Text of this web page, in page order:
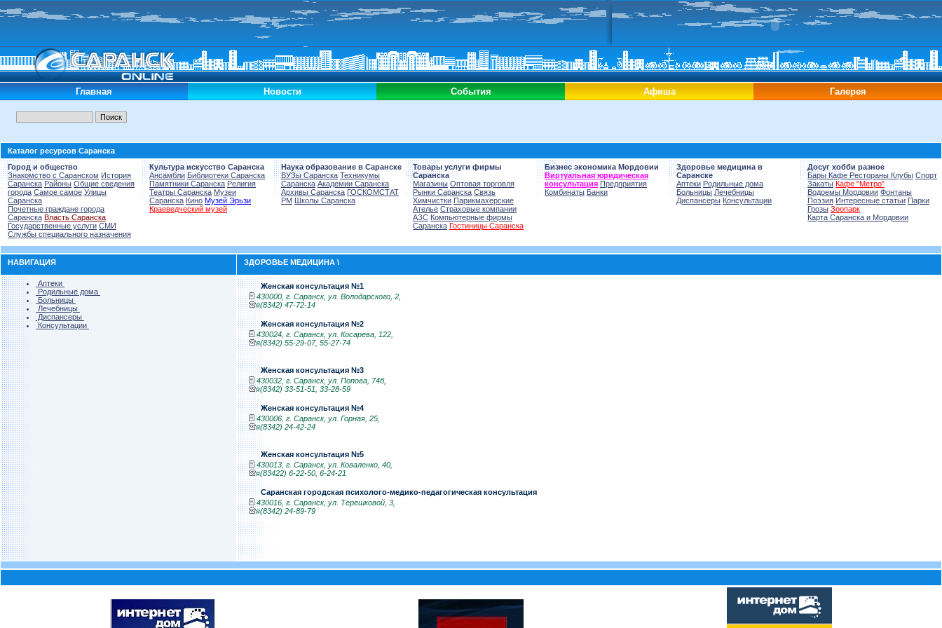
Главная Новости События Афиша Галерея
Каталог ресурсов Саранска
Город и общество
Знакомство с Саранском История
Саранска Районы Общие сведения
города Самое самое Улицы
Саранска
Почетные граждане города
Саранска Власть Саранска
Государственные услуги СМИ
Службы специального назначения
Культура искусство Саранска
Ансамбли Библиотеки Саранска
Памятники Саранска Религия
Театры Саранска Музеи
Саранска Кино Музей Эрьзи
Краеведческий музей
Наука образование в Саранске
ВУЗы Саранска Техникумы
Саранска Академии Саранска
Архивы Саранска ГОСКОМСТАТ
РМ Школы Саранска
Товары услуги фирмы
Саранска
Магазины Оптовая торговля
Рынки Саранска Связь
Химчистки Парикмахерские
Ателье Страховые компании
АЗС Компьютерные фирмы
Саранска Гостиницы Саранска
Бизнес экономика Мордовии
Виртуальная юридическая
консультация Предприятия
Комбинаты Банки
Здоровье медицина в
Саранске
Аптеки Родильные дома
Больницы Лечебницы
Диспансеры Консультации
Досуг хобби разное
Бары Кафе Рестораны Клубы Спорт
Закаты Кафе "Метро"
Водоемы Мордовии Фонтаны
Поэзия Интересные статьи Парки
Грозы Зоопарк
Карта Саранска и Мордовии
НАВИГАЦИЯ ЗДОРОВЬЕ МЕДИЦИНА \
Аптеки
Родильные дома
Больницы
Лечебницы
Диспансеры
Консультации
Женская консультация №1
430000, г. Саранск, ул. Володарского, 2,
я(8342) 47-72-14
Женская консультация №2
430024, г. Саранск, ул. Косарева, 122,
я(8342) 55-29-07, 55-27-74
Женская консультация №3
430032, г. Саранск, ул. Попова, 74б,
я(8342) 33-51-51, 33-28-59
Женская консультация №4
430006, г. Саранск, ул. Горная, 25,
я(8342) 24-42-24
Женская консультация №5
430013, г. Саранск, ул. Коваленко, 40,
я(83422) 6-22-50, 6-24-21
Саранская городская психолого-медико-педагогическая консультация
430016, г. Саранск, ул. Терешковой, 3,
я(8342) 24-89-79